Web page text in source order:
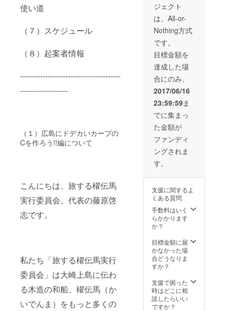
使い道
（７）スケジュール
（８）起案者情報
----------------------------------------
-------------------
（１）広島にドデカいカープの
Cを作ろう!!編について
こんにちは、旅する櫂伝馬
実行委員会、代表の藤原啓
志です。
私たち「旅する櫂伝馬実行
委員会」は大崎上島に伝わ
る木造の和船、櫂伝馬（か
いでんま）をもっと多くの
ジェクト
は、All-or-
Nothing方式
です。
目標金額を
達成した場
合にのみ、
2017/06/16
23:59:59ま
でに集まっ
た金額が
ファンディ
ングされま
す。
支援に関するよ
くある質問
手数料はいく
らかかります
か？
目標金額に届
かなかった場
合どうなりま
すか？
支援で困った
時はどこに相
談したらいい
ですか？